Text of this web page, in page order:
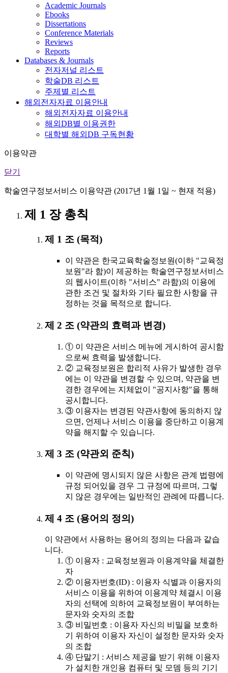
Academic Journals
Ebooks
Dissertations
Conference Materials
Reviews
Reports
Databases & Journals
전자저널 리스트
학술DB 리스트
주제별 리스트
해외전자자료 이용안내
해외전자자료 이용안내
해외DB별 이용권한
대학별 해외DB 구독현황
이용약관
닫기
학술연구정보서비스 이용약관 (2017년 1월 1일 ~ 현재 적용)
제 1 장 총칙
제 1 조 (목적)
이 약관은 한국교육학술정보원(이하 "교육정
보원"라 함)이 제공하는 학술연구정보서비스
의 웹사이트(이하 "서비스" 라함)의 이용에
관한 조건 및 절차와 기타 필요한 사항을 규
정하는 것을 목적으로 합니다.
제 2 조 (약관의 효력과 변경)
① 이 약관은 서비스 메뉴에 게시하여 공시함
으로써 효력을 발생합니다.
② 교육정보원은 합리적 사유가 발생한 경우
에는 이 약관을 변경할 수 있으며, 약관을 변
경한 경우에는 지체없이 "공지사항"을 통해
공시합니다.
③ 이용자는 변경된 약관사항에 동의하지 않
으면, 언제나 서비스 이용을 중단하고 이용계
약을 해지할 수 있습니다.
제 3 조 (약관외 준칙)
이 약관에 명시되지 않은 사항은 관계 법령에
규정 되어있을 경우 그 규정에 따르며, 그렇
지 않은 경우에는 일반적인 관례에 따릅니다.
제 4 조 (용어의 정의)
이 약관에서 사용하는 용어의 정의는 다음과 같습
니다.
① 이용자 : 교육정보원과 이용계약을 체결한
자
② 이용자번호(ID) : 이용자 식별과 이용자의
서비스 이용을 위하여 이용계약 체결시 이용
자의 선택에 의하여 교육정보원이 부여하는
문자와 숫자의 조합
③ 비밀번호 : 이용자 자신의 비밀을 보호하
기 위하여 이용자 자신이 설정한 문자와 숫자
의 조합
④ 단말기 : 서비스 제공을 받기 위해 이용자
가 설치한 개인용 컴퓨터 및 모뎀 등의 기기